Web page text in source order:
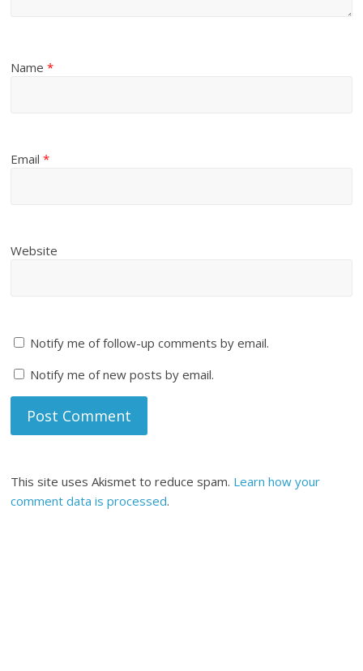
Name*
Email*
Website
Notify me of follow-up comments by email.
Notify me of new posts by email.
This site uses Akismet to reduce spam. Learn how your
comment data is processed.